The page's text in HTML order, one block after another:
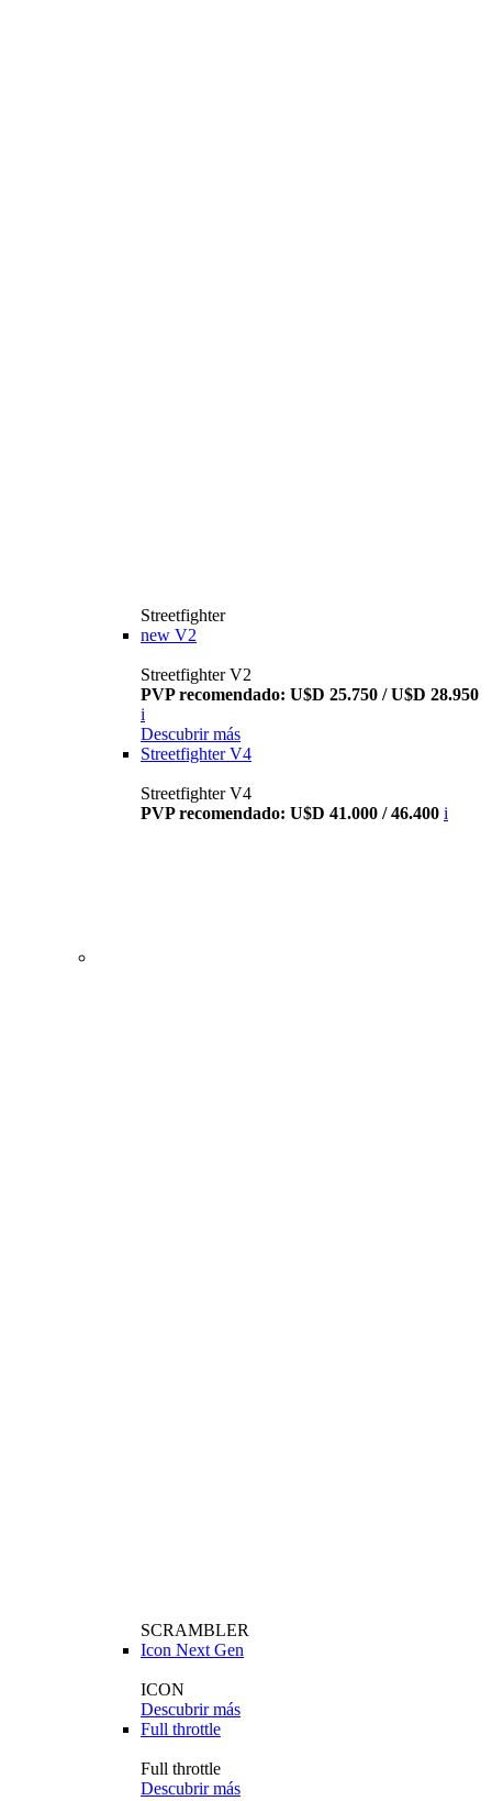
Streetfighter
new V2
Streetfighter V2
PVP recomendado: U$D 25.750 / U$D 28.950
i
Descubrir más
Streetfighter V4
Streetfighter V4
PVP recomendado: U$D 41.000 / 46.400 i
SCRAMBLER
Icon Next Gen
ICON
Descubrir más
Full throttle
Full throttle
Descubrir más